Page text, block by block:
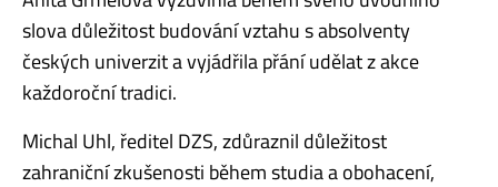
slova důležitost budování vztahu s absolventy
českých univerzit a vyjádřila přání udělat z akce
každoroční tradici.
Michal Uhl, ředitel DZS, zdůraznil důležitost
zahraniční zkušenosti během studia a obohacení,